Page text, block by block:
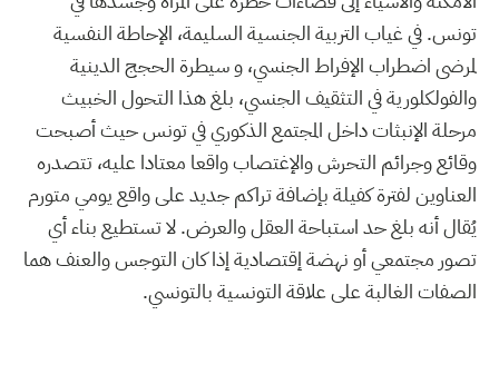
تونس. في غياب التربية الجنسية السليمة، الإحاطة النفسية
لمرضى اضطراب الإفراط الجنسي، و سيطرة الحجج الدينية
والفولكلورية في التثقيف الجنسي، بلغ هذا التحول الخبيث
مرحلة الإنبثات داخل المجتمع الذكوري في تونس حيث أصبحت
وقائع وجرائم التحرش والإغتصاب واقعا معتادا عليه، تتصدره
العناوين لفترة كفيلة بإضافة تراكم جديد على واقع يومي متورم
يُقال أنه بلغ حد استباحة العقل والعرض. لا تستطيع بناء أي
تصور مجتمعي أو نهضة إقتصادية إذا كان التوجس والعنف هما
الصفات الغالبة على علاقة التونسية بالتونسي.